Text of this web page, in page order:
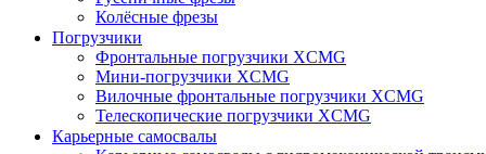
Колёсные фрезы
Погрузчики
Фронтальные погрузчики XCMG
Мини-погрузчики XCMG
Вилочные фронтальные погрузчики XCMG
Телескопические погрузчики XCMG
Карьерные самосвалы